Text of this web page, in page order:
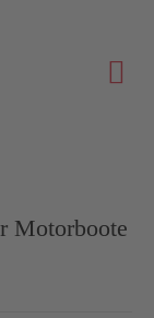
Motorboote